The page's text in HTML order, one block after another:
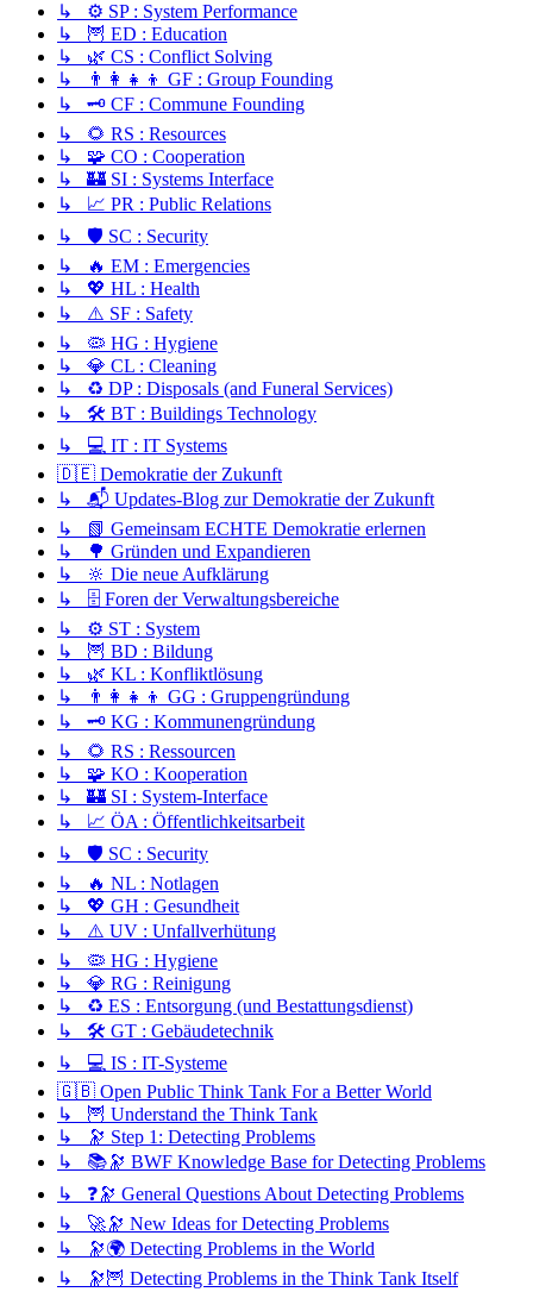
↳ ⚙️ SP : System Performance
↳ 🦉 ED : Education
↳ 🌿 CS : Conflict Solving
↳ 👨‍👩‍👧‍👦 GF : Group Founding
↳ 🗝️ CF : Commune Founding
↳ 🌻 RS : Resources
↳ 🧩 CO : Cooperation
↳ 🏰 SI : Systems Interface
↳ 📈 PR : Public Relations
↳ 🛡️ SC : Security
↳ 🔥 EM : Emergencies
↳ 💖 HL : Health
↳ ⚠️ SF : Safety
↳ 🦠 HG : Hygiene
↳ 💎 CL : Cleaning
↳ ♻️ DP : Disposals (and Funeral Services)
↳ 🛠️ BT : Buildings Technology
↳ 💻 IT : IT Systems
🇩🇪 Demokratie der Zukunft
↳ 📬 Updates-Blog zur Demokratie der Zukunft
↳ 📗 Gemeinsam ECHTE Demokratie erlernen
↳ 🌳 Gründen und Expandieren
↳ 🔆 Die neue Aufklärung
↳ 🗄️ Foren der Verwaltungsbereiche
↳ ⚙️ ST : System
↳ 🦉 BD : Bildung
↳ 🌿 KL : Konfliktlösung
↳ 👨‍👩‍👧‍👦 GG : Gruppengründung
↳ 🗝️ KG : Kommunengründung
↳ 🌻 RS : Ressourcen
↳ 🧩 KO : Kooperation
↳ 🏰 SI : System-Interface
↳ 📈 ÖA : Öffentlichkeitsarbeit
↳ 🛡️ SC : Security
↳ 🔥 NL : Notlagen
↳ 💖 GH : Gesundheit
↳ ⚠️ UV : Unfallverhütung
↳ 🦠 HG : Hygiene
↳ 💎 RG : Reinigung
↳ ♻️ ES : Entsorgung (und Bestattungsdienst)
↳ 🛠️ GT : Gebäudetechnik
↳ 💻 IS : IT-Systeme
🇬🇧 Open Public Think Tank For a Better World
↳ 🦉 Understand the Think Tank
↳ 🔭 Step 1: Detecting Problems
↳ 📚🔭 BWF Knowledge Base for Detecting Problems
↳ ❓🔭 General Questions About Detecting Problems
↳ 🚀🔭 New Ideas for Detecting Problems
↳ 🔭🌍 Detecting Problems in the World
↳ 🔭🦉 Detecting Problems in the Think Tank Itself